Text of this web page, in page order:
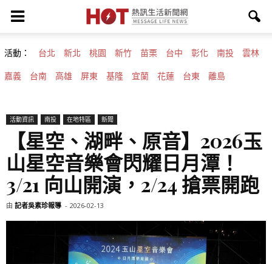
活動： 台北 新北 桃園 新竹 苗栗 台中 彰化 南投 雲林
嘉義 台南 高雄 屏東 基隆 宜蘭 花蓮 台東 離島
活動資訊 南投 在地特區 新聞
【星空、湖畔、原音】2026玉
山星空音樂會閃耀日月潭！
3/21 向山開演，2/24 搶票開跑
由 記者吳素珍報導 - 2026-02-13